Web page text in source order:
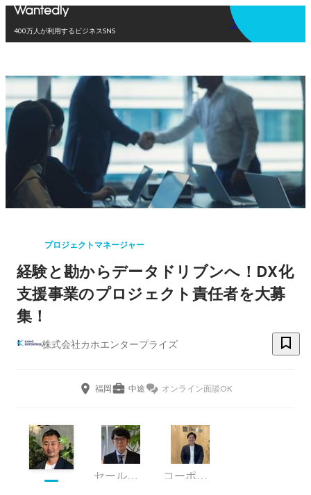
400万人が利用するビジネスSNS
アプリを使う
プロジェクトマネージャー
経験と勘からデータドリブンへ！DX化
支援事業のプロジェクト責任者を大募
集！
株式会社カホエンタープライズ
福岡 中途 オンライン面談OK
セールス＆マーケティング部 コーポレート・スタッフ